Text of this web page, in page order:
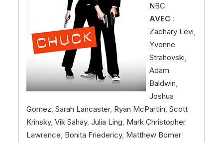
NBC
AVEC :
Zachary Levi,
Yvonne
Strahovski,
Adam
Baldwin,
Joshua
Gomez, Sarah Lancaster, Ryan McPartlin, Scott
Krinsky, Vik Sahay, Julia Ling, Mark Christopher
Lawrence, Bonita Friedericy, Matthew Bomer